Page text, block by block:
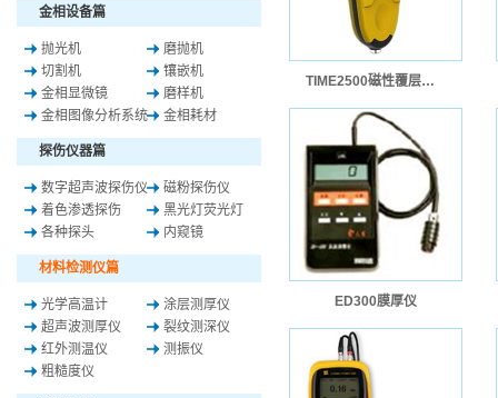
金相设备篇
抛光机
磨抛机
切割机
镶嵌机
金相显微镜
磨样机
金相图像分析系统
金相耗材
探伤仪器篇
数字超声波探伤仪
磁粉探伤仪
着色渗透探伤
黑光灯荧光灯
各种探头
内窥镜
材料检测仪篇
光学高温计
涂层测厚仪
超声波测厚仪
裂纹测深仪
红外测温仪
测振仪
粗糙度仪
TIME2500磁性覆层测厚仪-原TT220
ED300膜厚仪